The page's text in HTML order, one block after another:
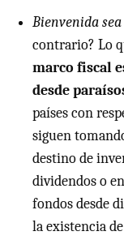
Bienvenida
contrario? Lo
marco fiscal
desde
países con
siguen
destino de
dividendos o
fondos desde
la existencia